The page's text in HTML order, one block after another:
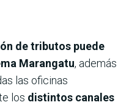
de tributos puede
Marangatu, además
las oficinas
los distintos canales